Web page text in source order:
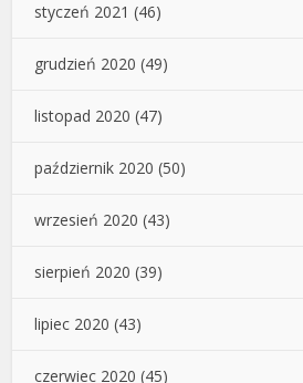
styczeń 2021 (46)
grudzień 2020 (49)
listopad 2020 (47)
październik 2020 (50)
wrzesień 2020 (43)
sierpień 2020 (39)
lipiec 2020 (43)
czerwiec 2020 (45)